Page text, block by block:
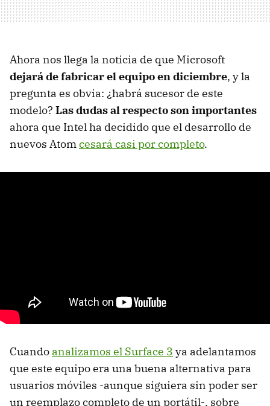
Ahora nos llega la noticia de que Microsoft
dejará de fabricar el equipo en diciembre, y la
pregunta es obvia: ¿habrá sucesor de este
modelo? Las dudas al respecto son importantes
ahora que Intel ha decidido que el desarrollo de
nuevos Atomcesará casi por completo.
Cuando analizamos el Surface 3 ya adelantamos
que este equipo era una buena alternativa para
usuarios móviles -aunque siguiera sin poder ser
un reemplazo completo de un portátil-, sobre